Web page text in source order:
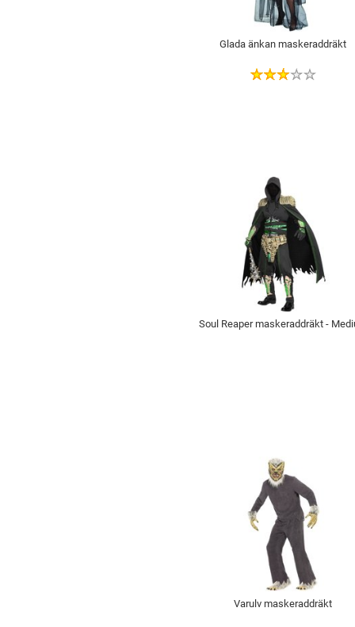
Glada änkan maskeraddräkt
Soul Reaper maskeraddräkt -
Varulv maskeraddräkt